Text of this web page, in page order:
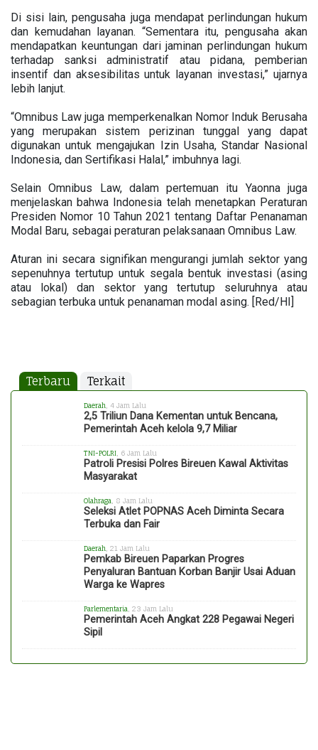
Di sisi lain, pengusaha juga mendapat perlindungan hukum
dan kemudahan layanan. “Sementara itu, pengusaha akan
mendapatkan keuntungan dari jaminan perlindungan hukum
terhadap sanksi administratif atau pidana, pemberian
insentif dan aksesibilitas untuk layanan investasi,” ujarnya
lebih lanjut.
“Omnibus Law juga memperkenalkan Nomor Induk Berusaha
yang merupakan sistem perizinan tunggal yang dapat
digunakan untuk mengajukan Izin Usaha, Standar Nasional
Indonesia, dan Sertifikasi Halal,” imbuhnya lagi.
Selain Omnibus Law, dalam pertemuan itu Yaonna juga
menjelaskan bahwa Indonesia telah menetapkan Peraturan
Presiden Nomor 10 Tahun 2021 tentang Daftar Penanaman
Modal Baru, sebagai peraturan pelaksanaan Omnibus Law.
Aturan ini secara signifikan mengurangi jumlah sektor yang
sepenuhnya tertutup untuk segala bentuk investasi (asing
atau lokal) dan sektor yang tertutup seluruhnya atau
sebagian terbuka untuk penanaman modal asing. [Red/HI]
Terbaru Terkait
Daerah , 4 Jam Lalu
2,5 Triliun Dana Kementan untuk Bencana,
Pemerintah Aceh kelola 9,7 Miliar
TNI-POLRI , 6 Jam Lalu
Patroli Presisi Polres Bireuen Kawal Aktivitas
Masyarakat
Olahraga , 8 Jam Lalu
Seleksi Atlet POPNAS Aceh Diminta Secara
Terbuka dan Fair
Daerah , 21 Jam Lalu
Pemkab Bireuen Paparkan Progres
Penyaluran Bantuan Korban Banjir Usai Aduan
Warga ke Wapres
Parlementaria , 23 Jam Lalu
Pemerintah Aceh Angkat 228 Pegawai Negeri
Sipil